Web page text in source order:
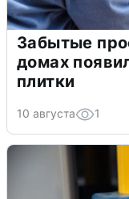
Забытые
домах
плитки
10 августа 1